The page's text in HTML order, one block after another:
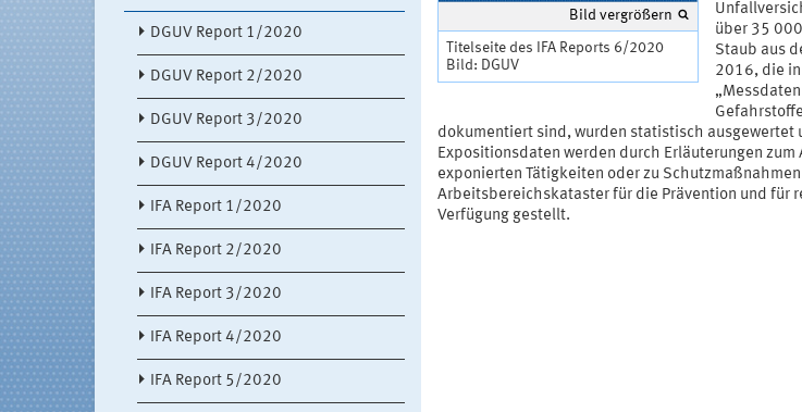
DGUV Report 1/2020
DGUV Report 2/2020
DGUV Report 3/2020
DGUV Report 4/2020
IFA Report 1/2020
IFA Report 2/2020
IFA Report 3/2020
IFA Report 4/2020
IFA Report 5/2020
Bild vergrößern
Titelseite des IFA Reports 6/2020
Bild: DGUV
über 35
Staub aus
2016, die
dokumentiert sind, wurden statistisch ausgewertet
Expositionsdaten werden durch Erläuterungen
exponierten Tätigkeiten oder zu
Arbeitsbereichskataster für die Prävention und für
Verfügung gestellt.